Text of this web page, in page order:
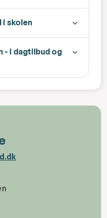
i skolen
- i dagtilbud og